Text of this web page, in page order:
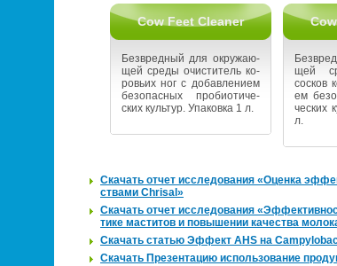
Cow Feet Cleaner
Без­вред­ный для окру­жа­ю­
щей среды очи­сти­тель ко­
ро­вьих ног с до­бав­ле­ни­ем
без­опас­ных про­био­ти­че­
ских куль­тур. Упа­ков­ка 1 л.
щей
сос­ков
ем
че­ских
л.
Ска­чать отчет ис­сле­до­ва­ния «Оцен­ка
ства­ми Chrisal»
Ска­чать отчет ис­сле­до­ва­ния
ти­ке ма­сти­тов и по­вы­ше­нии ка­че­ства
Ска­чать ста­тью Эф­фект AHS на
Ска­чать Пре­зен­та­цию ис­поль­зо­ва­ние